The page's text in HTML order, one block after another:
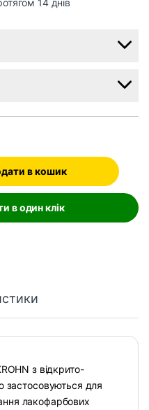
14 днів
в кошик
в один клік
з відкрито-
застосовуються для
лакофарбових